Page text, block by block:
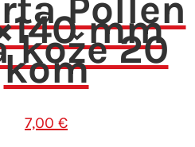
mm
kože 20
kom
7,00 €